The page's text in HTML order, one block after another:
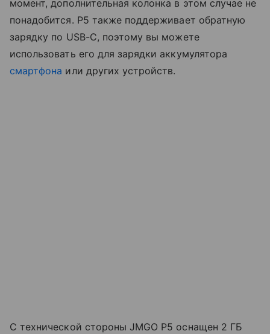
момент, дополнительная колонка в этом случае не
понадобится. P5 также поддерживает обратную
зарядку по USB-C, поэтому вы можете
использовать его для зарядки аккумулятора
смартфона или других устройств.
С технической стороны JMGO P5 оснащен 2 ГБ